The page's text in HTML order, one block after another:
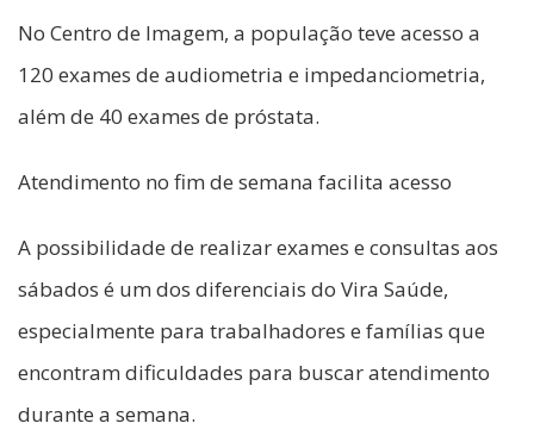
No Centro de Imagem, a população teve acesso a
120 exames de audiometria e impedanciometria,
além de 40 exames de próstata.
Atendimento no fim de semana facilita acesso
A possibilidade de realizar exames e consultas aos
sábados é um dos diferenciais do Vira Saúde,
especialmente para trabalhadores e famílias que
encontram dificuldades para buscar atendimento
durante a semana.